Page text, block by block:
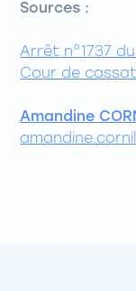
Sources :
Arrêt n°1737
Cour de
Amandine